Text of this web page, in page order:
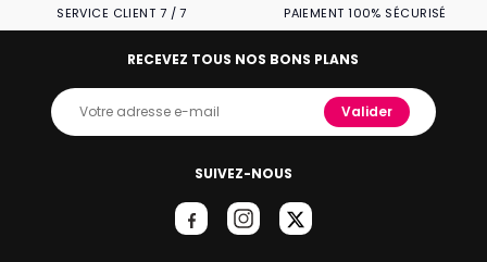
SERVICE CLIENT 7 / 7 PAIEMENT 100% SÉCURISÉ
SUIVEZ-NOUS
RECEVEZ TOUS NOS BONS PLANS
Valider